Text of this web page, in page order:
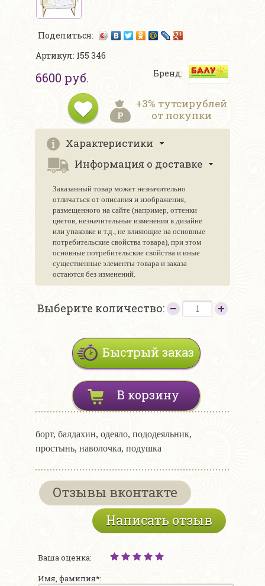
Поделиться:
Артикул: 155 346
6600 руб. Бренд:
+3% тутсирублей
от покупки
Характеристики
Информация о доставке
Заказанный товар может незначительно
отличаться от описания и изображения,
размещенного на сайте (например, оттенки
цветов, незначительные изменения в дизайне
или упаковке и т.д., не влияющие на основные
потребительские свойства товара), при этом
основные потребительские свойства и иные
существенные элементы товара и заказа
остаются без изменений.
Выберите количество:
Быстрый заказ
В корзину
борт, балдахин, одеяло, пододеяльник,
простынь, наволочка, подушка
Отзывы вконтакте
Написать отзыв
Ваша оценка:
Имя, фамилия*: